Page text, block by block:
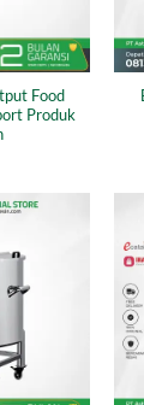
Food
Produk